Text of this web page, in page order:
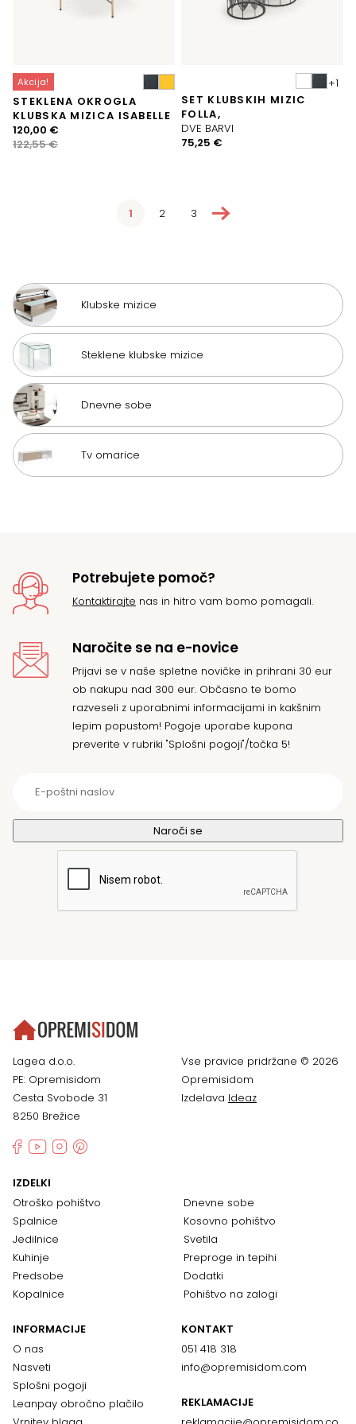
Akcija!
STEKLENA OKROGLA
KLUBSKA MIZICA ISABELLE
122,55€
Izvirna
cena
120,00 €
Trenutna
cena
SET KLUBSKIH MIZIC
FOLLA,
DVE BARVI
75,25 €
1 2 3→
Klubske mizice
Steklene klubske mizice
Dnevne sobe
Tv omarice
Potrebujete pomoč?
Kontaktirajte nas in hitro vam bomo pomagali.
Naročite se na e-novice
Prijavi se v naše spletne novičke in prihrani 30 eur
ob nakupu nad 300 eur. Občasno te bomo
razveseli z uporabnimi informacijami in kakšnim
lepim popustom! Pogoje uporabe kupona
preverite v rubriki "Splošni pogoji"/točka 5!
Lagea d.o.o.
PE: Opremisidom
Cesta Svobode 31
8250 Brežice
Vse pravice pridržane © 2026
Opremisidom
Izdelava Ideaz
IZDELKI
Otroško pohištvo
Spalnice
Jedilnice
Kuhinje
Predsobe
Kopalnice
Dnevne sobe
Kosovno pohištvo
Svetila
Preproge in tepihi
Dodatki
Pohištvo na zalogi
INFORMACIJE
O nas
Nasveti
Splošni pogoji
Leanpay obročno plačilo
KONTAKT
051 418 318
info@opremisidom.com
REKLAMACIJE